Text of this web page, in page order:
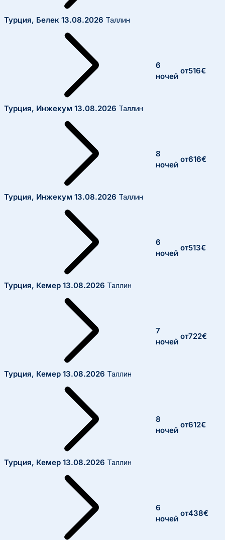
Турция, Белек 13.08.2026 Таллин
Турция, Инжекум 13.08.2026 Таллин
6
ночей
от516€
Турция, Инжекум 13.08.2026 Таллин
8
ночей
от616€
Турция, Кемер 13.08.2026 Таллин
6
ночей
от513€
Турция, Кемер 13.08.2026 Таллин
7
ночей
от722€
Турция, Кемер 13.08.2026 Таллин
8
ночей
от612€
6
ночей
от438€